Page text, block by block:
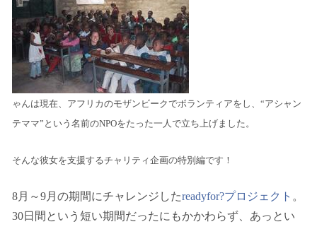
ゃんは現在、アフリカのモザンビークでボランティアをし、“アシャン
テママ”という名前のNPOをたった一人で立ち上げました。
そんな彼女を支援するチャリティ企画の特別編です！
8月～9月の期間にチャレンジしたreadyfor?プロジェクト 。
30日間という短い期間だったにもかかわらず、あっとい